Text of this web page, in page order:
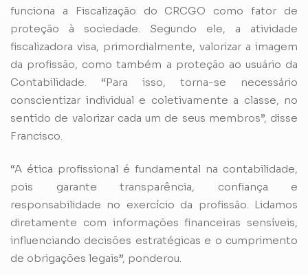
funciona a Fiscalização do CRCGO como fator de
proteção à sociedade. Segundo ele, a atividade
fiscalizadora visa, primordialmente, valorizar a imagem
da profissão, como também a proteção ao usuário da
Contabilidade. “Para isso, torna-se necessário
conscientizar individual e coletivamente a classe, no
sentido de valorizar cada um de seus membros”, disse
Francisco.
“A ética profissional é fundamental na contabilidade,
pois garante transparência, confiança e
responsabilidade no exercício da profissão. Lidamos
diretamente com informações financeiras sensíveis,
influenciando decisões estratégicas e o cumprimento
de obrigações legais”, ponderou.